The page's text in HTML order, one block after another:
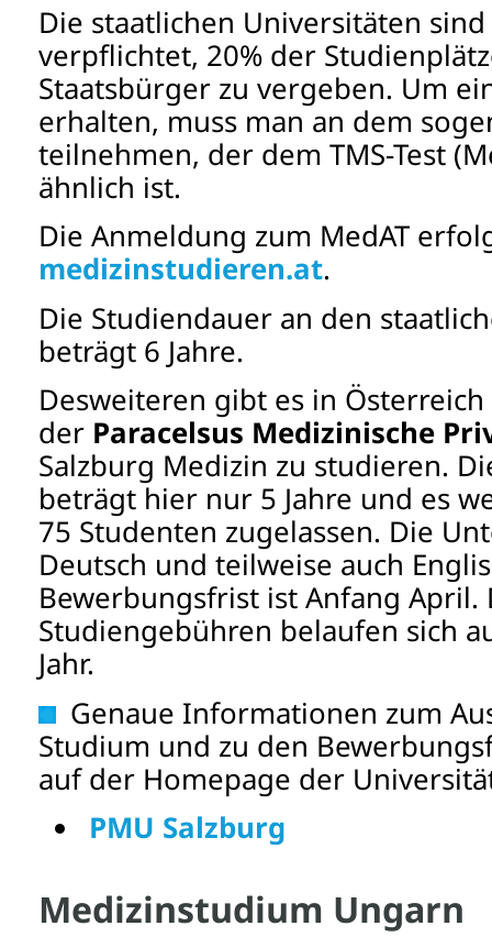
Die staatlichen Universitäten
verpflichtet, 20% der
Staatsbürger zu vergeben. Um
erhalten, muss man an dem
teilnehmen, der dem TMS-Test
ähnlich ist.
Die Anmeldung zum MedAT
medizinstudieren.at.
Die Studiendauer an den
beträgt 6 Jahre.
Desweiteren gibt es in
der Paracelsus Medizinische
Salzburg Medizin zu studieren.
beträgt hier nur 5 Jahre und es
75 Studenten zugelassen. Die
Deutsch und teilweise auch
Bewerbungsfrist ist Anfang April.
Studiengebühren belaufen sich
Jahr.
Genaue Informationen zum
Studium und zu den
auf der Homepage der
PMU Salzburg
Medizinstudium Ungarn